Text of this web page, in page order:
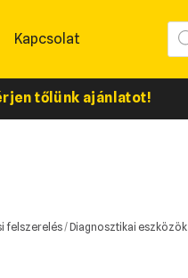
Kapcsolat
tőlünk ajánlatot!
felszerelés/Diagnosztikai eszközök